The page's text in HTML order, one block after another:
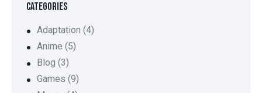
CATEGORIES
Adaptation (4)
Anime (5)
Blog (3)
Games (9)